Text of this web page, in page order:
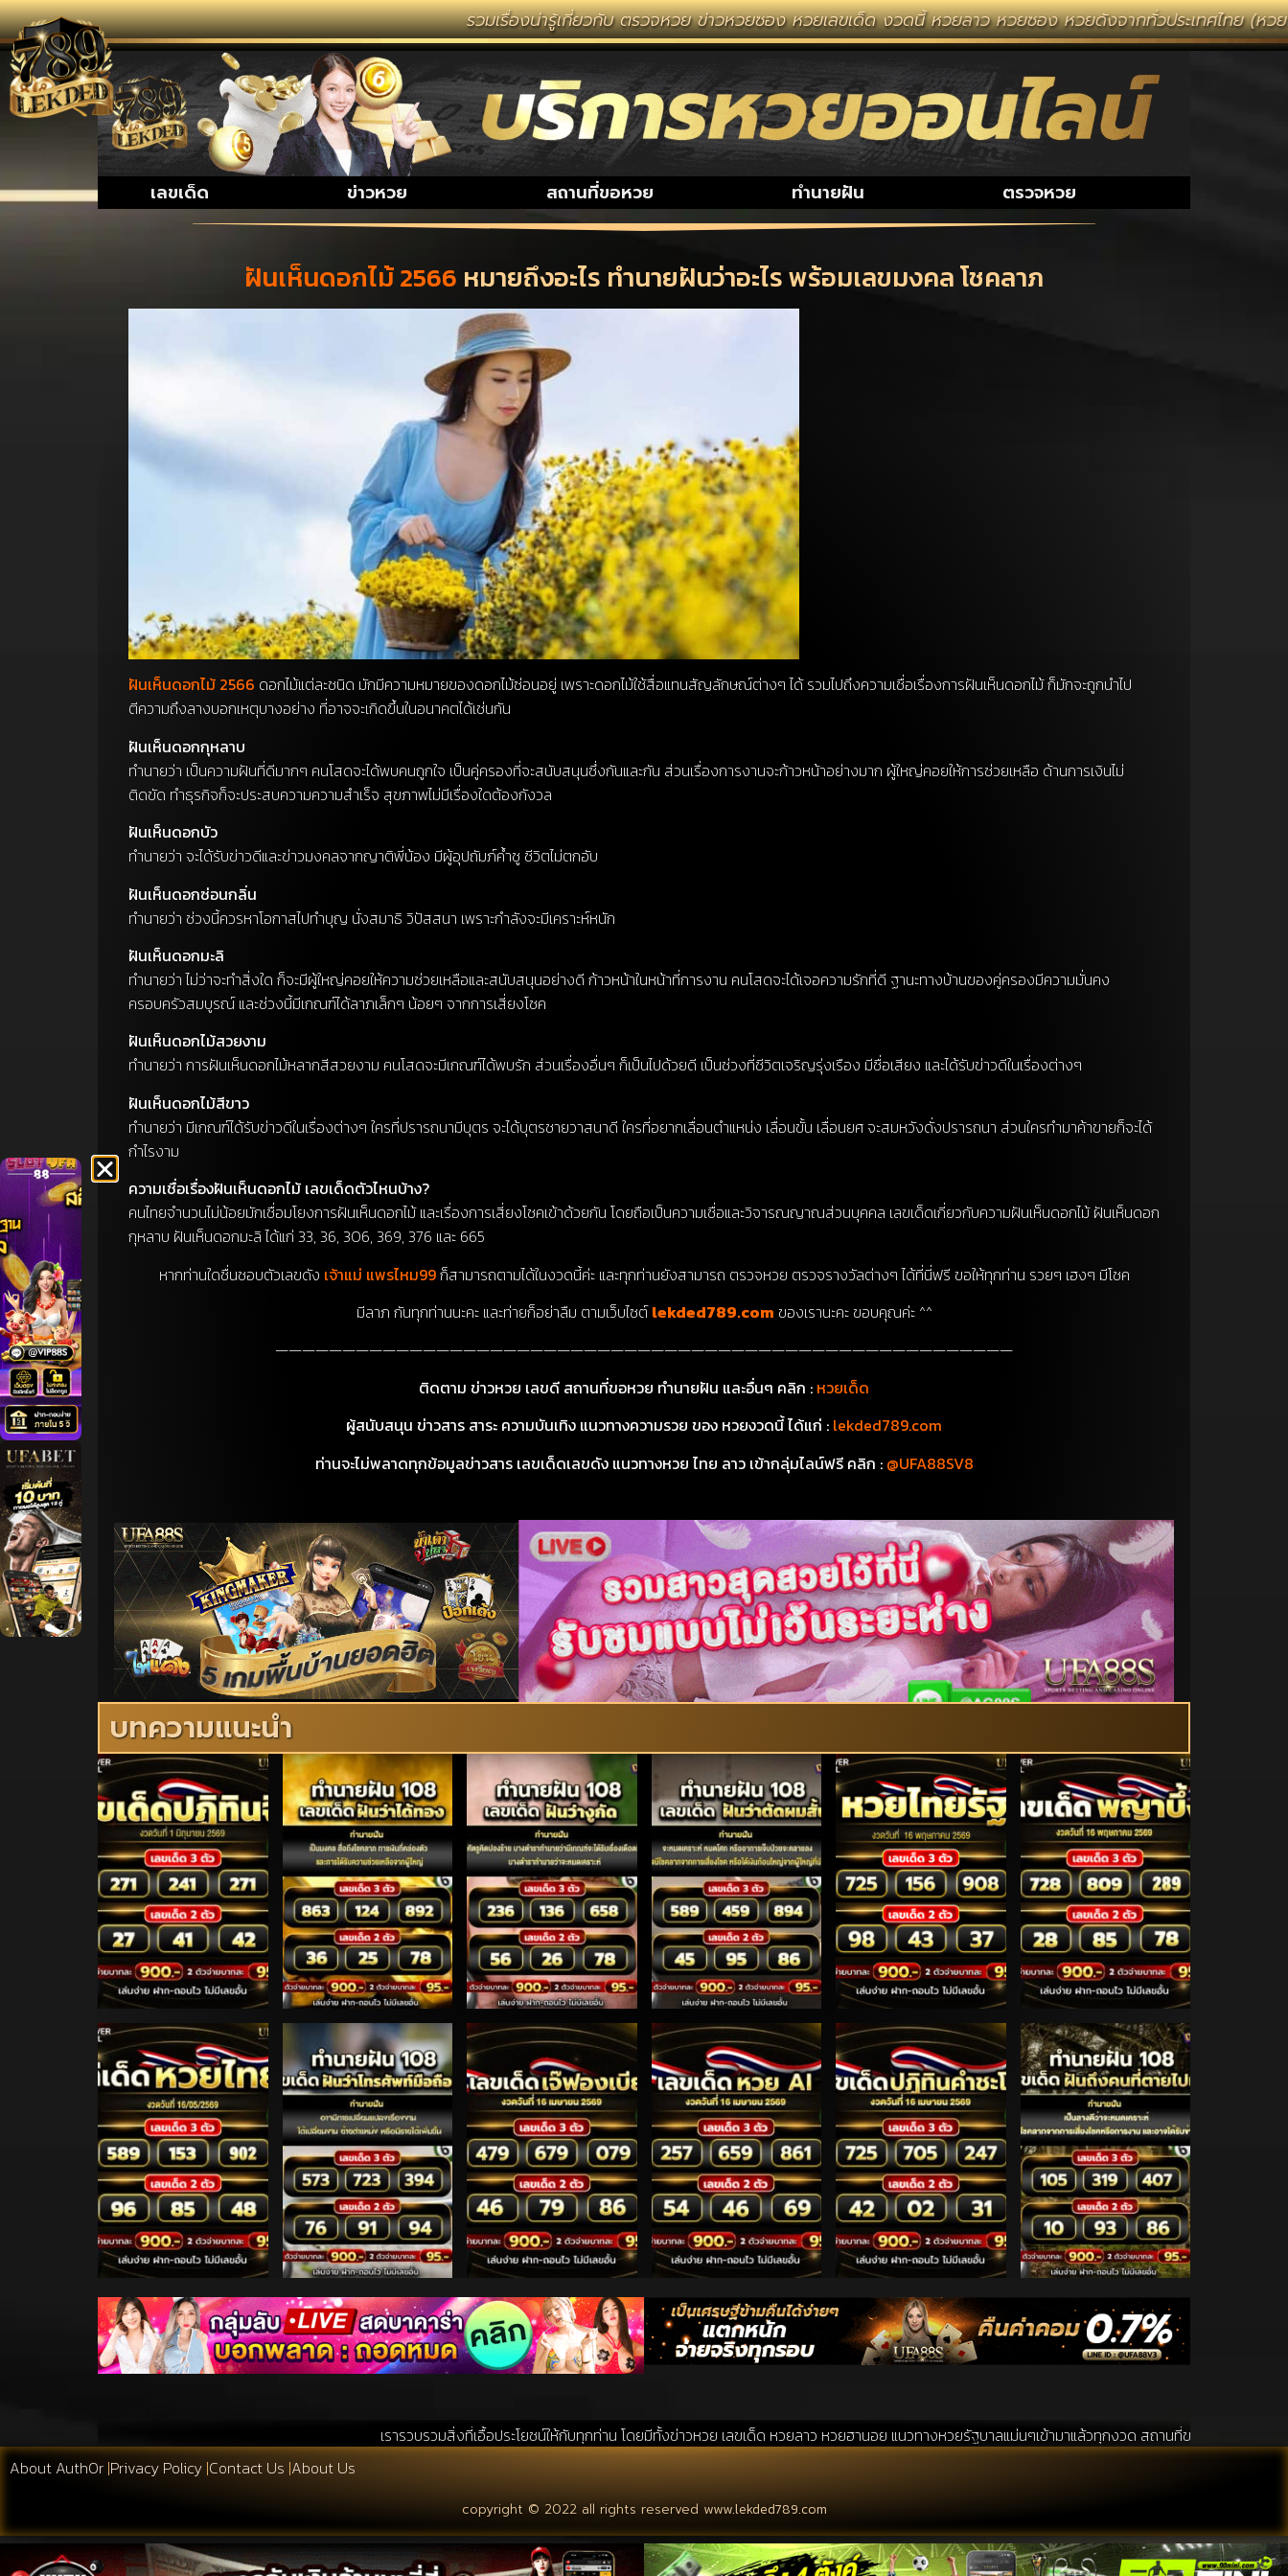
รวมเรื่องน่ารู้เกี่ยวกับ ตรวจหวย ข่าวหวยซอง หวยเลขเด็ด งวดนี้ หวยลาว หวยซอง หวยดังจากทั่วประเทศไทย (หวยไทยรัฐ หวยแม่
เลขเด็ด ข่าวหวย สถานที่ขอหวย ทำนายฝัน ตรวจหวย
ฝันเห็นดอกไม้ 2566 หมายถึงอะไร ทำนายฝันว่าอะไร พร้อมเลขมงคล โชคลาภ
ฝันเห็นดอกไม้ 2566 ดอกไม้แต่ละชนิด มักมีความหมายของดอกไม้ซ่อนอยู่ เพราะดอกไม้ใช้สื่อแทนสัญลักษณ์ต่างๆ ได้ รวมไปถึงความเชื่อเรื่องการฝันเห็นดอกไม้ ก็มักจะถูกนำไป
ตีความถึงลางบอกเหตุบางอย่าง ที่อาจจะเกิดขึ้นในอนาคตได้เช่นกัน
ฝันเห็นดอกกุหลาบ
ทำนายว่า เป็นความฝันที่ดีมากๆ คนโสดจะได้พบคนถูกใจ เป็นคู่ครองที่จะสนับสนุนซึ่งกันและกัน ส่วนเรื่องการงานจะก้าวหน้าอย่างมาก ผู้ใหญ่คอยให้การช่วยเหลือ ด้านการเงินไม่
ติดขัด ทำธุรกิจก็จะประสบความความสำเร็จ สุขภาพไม่มีเรื่องใดต้องกังวล
ฝันเห็นดอกบัว
ทำนายว่า จะได้รับข่าวดีและข่าวมงคลจากญาติพี่น้อง มีผู้อุปถัมภ์ค้ำชู ชีวิตไม่ตกอับ
ฝันเห็นดอกซ่อนกลิ่น
ทำนายว่า ช่วงนี้ควรหาโอกาสไปทำบุญ นั่งสมาธิ วิปัสสนา เพราะกำลังจะมีเคราะห์หนัก
ฝันเห็นดอกมะลิ
ทำนายว่า ไม่ว่าจะทำสิ่งใด ก็จะมีผู้ใหญ่คอยให้ความช่วยเหลือและสนับสนุนอย่างดี ก้าวหน้าในหน้าที่การงาน คนโสดจะได้เจอความรักที่ดี ฐานะทางบ้านของคู่ครองมีความมั่นคง
ครอบครัวสมบูรณ์ และช่วงนี้มีเกณฑ์ได้ลาภเล็กๆ น้อยๆ จากการเสี่ยงโชค
ฝันเห็นดอกไม้สวยงาม
ทำนายว่า การฝันเห็นดอกไม้หลากสีสวยงาม คนโสดจะมีเกณฑ์ได้พบรัก ส่วนเรื่องอื่นๆ ก็เป็นไปด้วยดี เป็นช่วงที่ชีวิตเจริญรุ่งเรือง มีชื่อเสียง และได้รับข่าวดีในเรื่องต่างๆ
ฝันเห็นดอกไม้สีขาว
ทำนายว่า มีเกณฑ์ได้รับข่าวดีในเรื่องต่างๆ ใครที่ปรารถนามีบุตร จะได้บุตรชายวาสนาดี ใครที่อยากเลื่อนตำแหน่ง เลื่อนขั้น เลื่อนยศ จะสมหวังดั่งปรารถนา ส่วนใครทำมาค้าขายก็จะได้
กำไรงาม
ความเชื่อเรื่องฝันเห็นดอกไม้ เลขเด็ดตัวไหนบ้าง?
คนไทยจำนวนไม่น้อยมักเชื่อมโยงการฝันเห็นดอกไม้ และเรื่องการเสี่ยงโชคเข้าด้วยกัน โดยถือเป็นความเชื่อและวิจารณญาณส่วนบุคคล เลขเด็ดเกี่ยวกับความฝันเห็นดอกไม้ ฝันเห็นดอก
กุหลาบ ฝันเห็นดอกมะลิ ได้แก่ 33, 36, 306, 369, 376 และ 665
หากท่านใดชื่นชอบตัวเลขดัง เจ้าแม่ แพรไหม99ก็สามารถตามได้ในงวดนี้ค่ะ และทุกท่านยังสามารถ ตรวจหวย ตรวจรางวัลต่างๆ ได้ที่นี่ฟรี ขอให้ทุกท่าน รวยๆ เฮงๆ มีโชค
มีลาภ กันทุกท่านนะคะ และท่ายก็อย่าลืม ตามเว็บไซต์lekded789.com ของเรานะคะ ขอบคุณค่ะ ^^
———————————————————————————————————————————————————————
ติดตาม ข่าวหวย เลขดี สถานที่ขอหวย ทำนายฝัน และอื่นๆ คลิก : หวยเด็ด
ผู้สนับสนุน ข่าวสาร สาระ ความบันเทิง แนวทางความรวย ของ หวยงวดนี้ ได้แก่ : lekded789.com
ท่านจะไม่พลาดทุกข้อมูลข่าวสาร เลขเด็ดเลขดัง แนวทางหวย ไทย ลาว เข้ากลุ่มไลน์ฟรี คลิก : @UFA88SV8
บทความแนะนำ
เรารวบรวมสิ่งที่เอื้อประโยชน์ให้กับทุกท่าน โดยมีทั้งข่าวหวย เลขเด็ด หวยลาว หวยฮานอย แนวทางหวยรัฐบาลแม่นๆเข้ามาแล้วทุกงวด สถานที่ขอหวยเป็นสถานที่ ที่ได้รั
About Auth0r |Privacy Policy |Contact Us |About Us
copyright © 2022 all rights reserved www.lekded789.com